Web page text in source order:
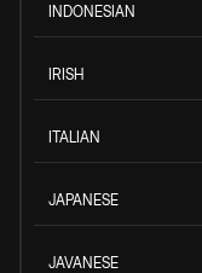
INDONESIAN
IRISH
ITALIAN
JAPANESE
JAVANESE